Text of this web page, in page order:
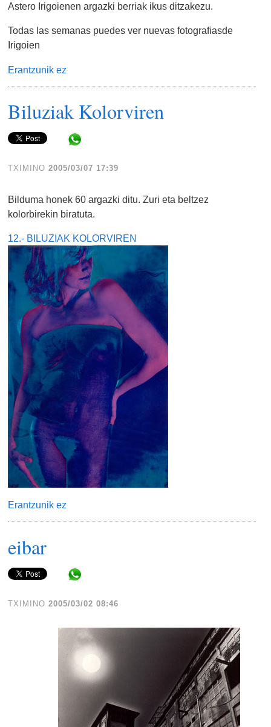
Astero Irigoienen argazki berriak ikus ditzakezu.
Todas las semanas puedes ver nuevas fotografiasde
Irigoien
Erantzunik ez
Biluziak Kolorviren
TXIMINO 2005/03/07 17:39
Bilduma honek 60 argazki ditu. Zuri eta beltzez
kolorbirekin biratuta.
12.- BILUZIAK KOLORVIREN
Erantzunik ez
eibar
TXIMINO 2005/03/02 08:46